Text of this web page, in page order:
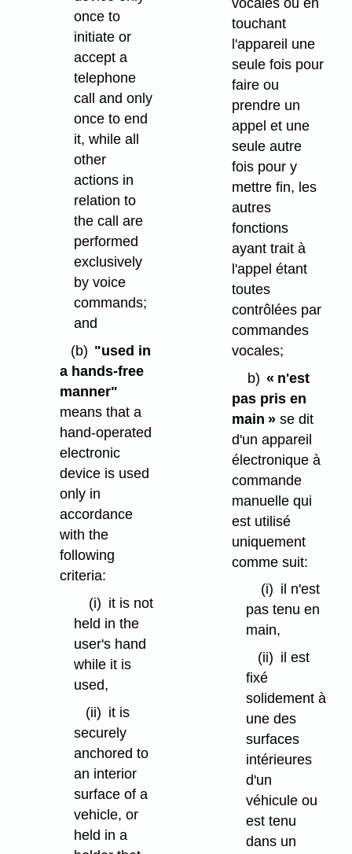
once to
initiate or
accept a
telephone
call and only
once to end
it, while all
other
actions in
relation to
the call are
performed
exclusively
by voice
commands;
and
(b) "used in
a hands-free
manner"
means that a
hand-operated
electronic
device is used
only in
accordance
with the
following
criteria:
(i) it is not
held in the
user's hand
while it is
used,
(ii) it is
securely
anchored to
an interior
surface of a
vehicle, or
held in a
touchant
l'appareil une
seule fois pour
faire ou
prendre un
appel et une
seule autre
fois pour y
mettre fin, les
autres
fonctions
ayant trait à
l'appel étant
toutes
contrôlées par
commandes
vocales;
b) « n'est
pas pris en
main » se dit
d'un appareil
électronique à
commande
manuelle qui
est utilisé
uniquement
comme suit:
(i) il n'est
pas tenu en
main,
(ii) il est
fixé
solidement à
une des
surfaces
intérieures
d'un
véhicule ou
est tenu
dans un